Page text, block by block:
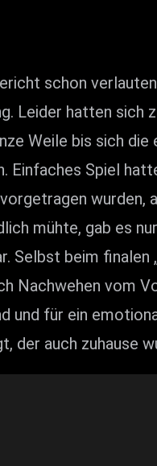
schon
Leider hatten
Weile bis sich
Einfaches Spiel
wurden,
mühte, gab es
Selbst beim
Nachwehen vom
und für ein
der auch zuhause